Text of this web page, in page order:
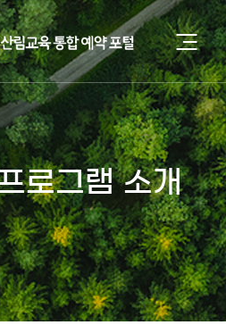
로그램 소개